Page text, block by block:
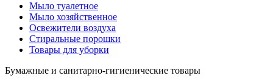
Мыло туалетное
Мыло хозяйственное
Освежители воздуха
Стиральные порошки
Товары для уборки
Бумажные и санитарно-гигиенические товары